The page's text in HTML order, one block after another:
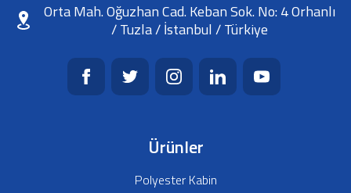
Orta Mah. Oğuzhan Cad. Keban Sok. No: 4 Orhanlı
/ Tuzla / İstanbul / Türkiye
Ürünler
Polyester Kabin